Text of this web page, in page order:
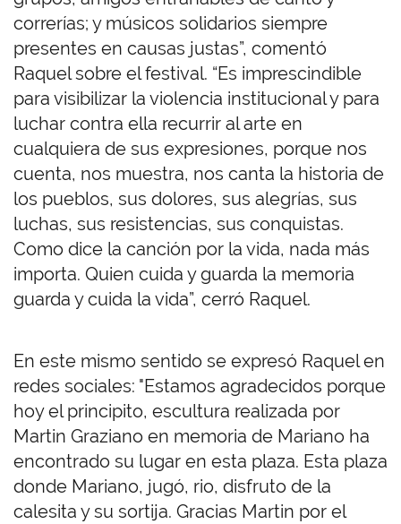
correrías; y músicos solidarios siempre
presentes en causas justas”, comentó
Raquel sobre el festival. “Es imprescindible
para visibilizar la violencia institucional y para
luchar contra ella recurrir al arte en
cualquiera de sus expresiones, porque nos
cuenta, nos muestra, nos canta la historia de
los pueblos, sus dolores, sus alegrías, sus
luchas, sus resistencias, sus conquistas.
Como dice la canción por la vida, nada más
importa. Quien cuida y guarda la memoria
guarda y cuida la vida”, cerró Raquel.
En este mismo sentido se expresó Raquel en
redes sociales: "Estamos agradecidos porque
hoy el principito, escultura realizada por
Martin Graziano en memoria de Mariano ha
encontrado su lugar en esta plaza. Esta plaza
donde Mariano, jugó, rio, disfruto de la
calesita y su sortija. Gracias Martin por el